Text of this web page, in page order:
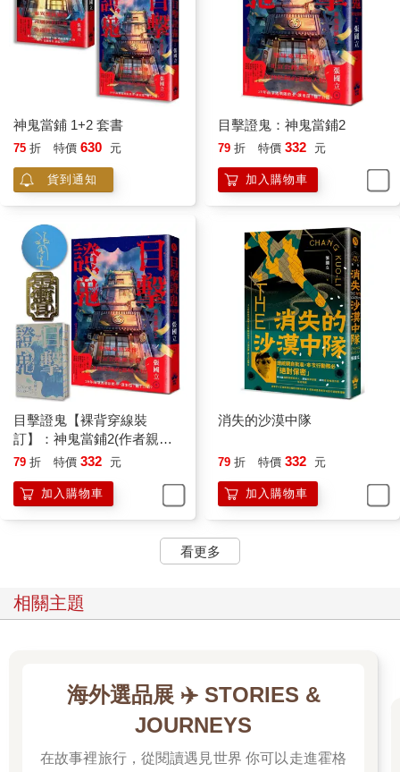
神鬼當鋪 1+2 套書
75 折 特價 630 元
貨到通知
目擊證鬼：神鬼當鋪2
79 折 特價 332 元
加入購物車
目擊證鬼【裸背穿線裝
訂】：神鬼當鋪2(作者親簽
＋雨漸耳金屬書籤)
79 折 特價 332 元
加入購物車
消失的沙漠中隊
79 折 特價 332 元
加入購物車
看更多
相關主題
海外選品展 ✈️ STORIES &
JOURNEYS
在故事裡旅行，從閱讀遇見世界 你可以走進霍格